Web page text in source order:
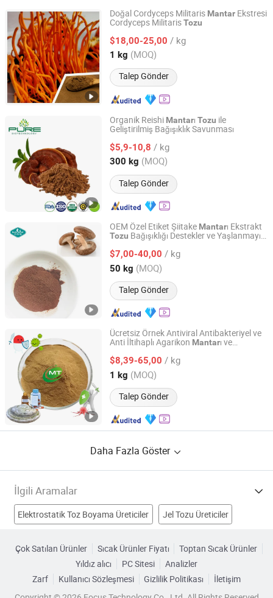
Doğal Cordyceps Militaris Mantar Ekstresi
Cordyceps MilitarisTozu
$18,00-25,00 / kg
1 kg (MOQ)
Talep Gönder
Fufeng Sinuote Biotechnology Co., Ltd
Shaanxi, China Fiyat 2015
Organik Reishi Mantarı Tozu ile
Geliştirilmiş Bağışıklık Savunması
$5,9-10,8 / kg
300 kg (MOQ)
Talep Gönder
Ningxia Pure Goji Biology Technology Co., Ltd.
Ningxia, China Fiyat 2024
OEM Özel Etiket Şiitake Mantarı Ekstrakt
Tozu Bağışıklığı Destekler ve Yaşlanmayı
$7,00-40,00 / kg
50 kg (MOQ)
Talep Gönder
Nutrifirst Biotech Inc.
Shandong, China Fiyat 2023
Ücretsiz Örnek Antiviral Antibakteriyel ve
Anti İltihaplı Agarikon Mantarı ve
$8,39-65,00 / kg
1 kg (MOQ)
Talep Gönder
Hunan MT Health Inc.
Hunan, China Fiyat 2025
Daha Fazla Göster
İlgili Aramalar
Elektrostatik Toz Boyama Üreticiler Jel Tozu Üreticiler
Bitkisel Ekstrakt Fabrikalar
Çok Satılan Ürünler Sıcak Ürünler Fiyatı
Toptan Sıcak Ürünler
Yıldız alıcı
PC Sitesi
Analizler
Zarf
Kullanıcı Sözleşmesi Gizlilik Politikası
İletişim